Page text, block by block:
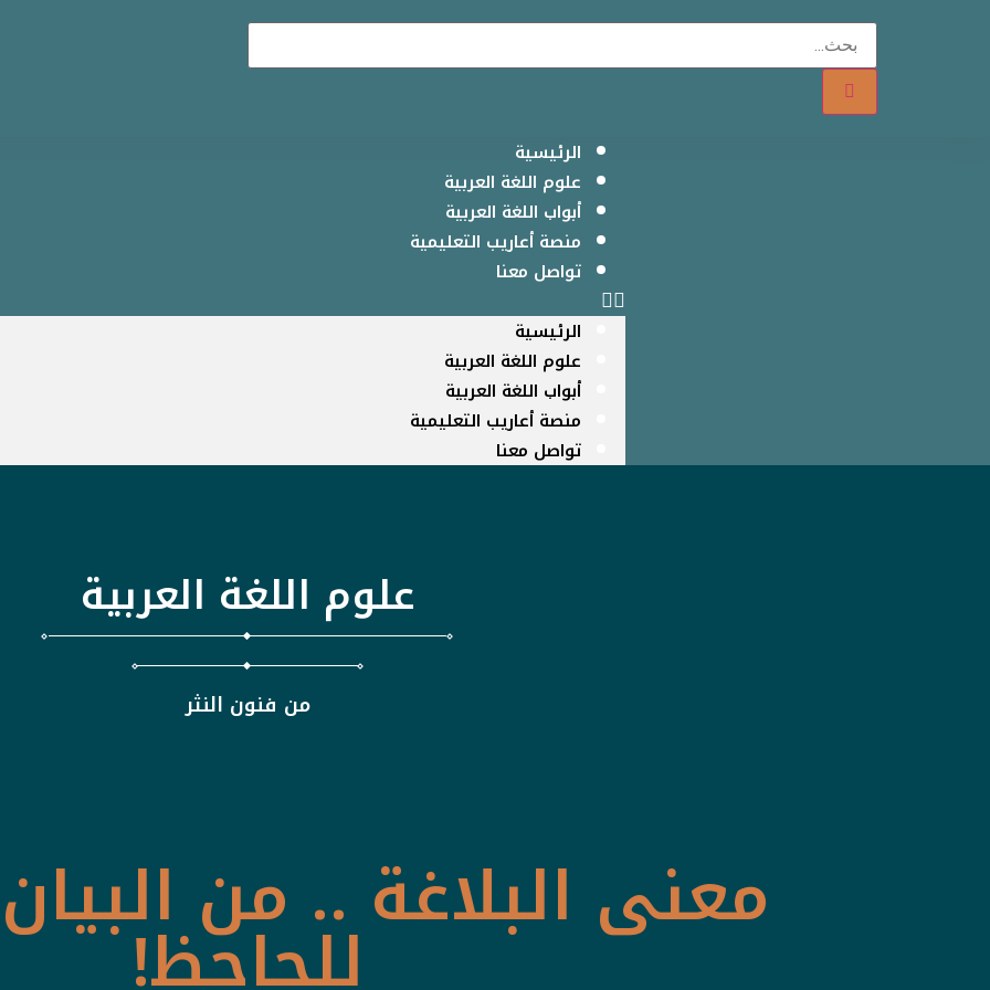
الرئيسية
علوم اللغة العربية
أبواب اللغة العربية
منصة أعاريب التعليمية
تواصل معنا
الرئيسية
علوم اللغة العربية
أبواب اللغة العربية
منصة أعاريب التعليمية
تواصل معنا
علوم اللغة العربية
من فنون النثر
معنى البلاغة .. من
للجاحظ!